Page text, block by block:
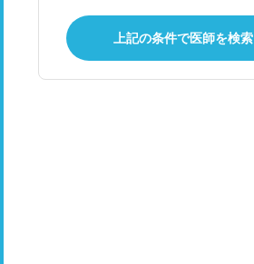
上記の条件で医師を検索